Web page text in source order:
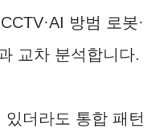
방범 로봇·
교차 분석합니다.
더라도 통합 패턴